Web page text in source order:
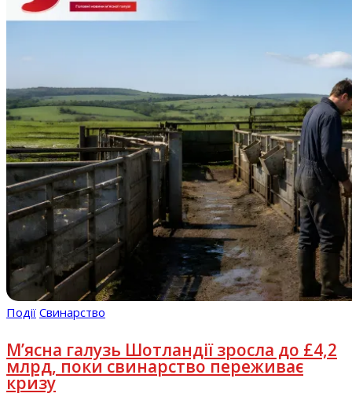
Події Свинарство
М’ясна галузь Шотландії зросла до £4,2
млрд, поки свинарство переживає
кризу